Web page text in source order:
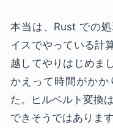
本当は、Rust での
イスでやっている計
越してやりはじめま
かえって時間がか
た。ヒルベルト変換
できそうではあります